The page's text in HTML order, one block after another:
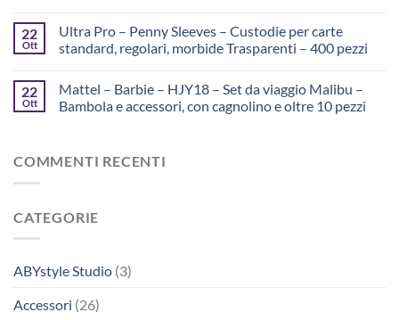
22
Ott
Ultra Pro – Penny Sleeves – Custodie per carte
standard, regolari, morbide Trasparenti – 400 pezzi
22
Ott
Mattel – Barbie – HJY18 – Set da viaggio Malibu –
Bambola e accessori, con cagnolino e oltre 10 pezzi
COMMENTI RECENTI
CATEGORIE
ABYstyle Studio (3)
Accessori (26)